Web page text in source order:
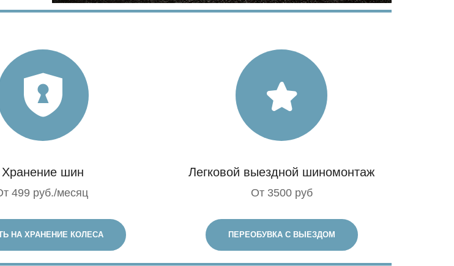
Хранение шин
499 руб./месяц
НА ХРАНЕНИЕ КОЛЕСА
Легковой выездной шиномонтаж
От 3500 руб
ПЕРЕОБУВКА С ВЫЕЗДОМ